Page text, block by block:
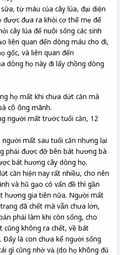
từ máu của cây lúa, đại diện
được đưa ra khỏi cơ thể mẹ để
cây lúa để nuôi sống các sinh
liên quan đến dòng máu cho đi,
gốc, và liên quan đến
dòng họ này đi lấy chồng dòng
họ mất khi chưa dứt căn mà
cô ông mãnh.
người mất trước tuổi căn, 12
mất sau tuổi căn nhưng lại
phải được đỡ bên bát hương bà
bát hương cây dòng họ.
căn hiện nay rất nhiều, cho nên
và hũ gạo có vấn đề thì gần
hương gia tiên nữa. Người mất
đã chết mà vẫn chưa lớn,
phải làm khi còn sống, cho
cũng không ra chết, về bát
là con chưa kể người sống
gì cũng nhờ vả (do họ không đủ